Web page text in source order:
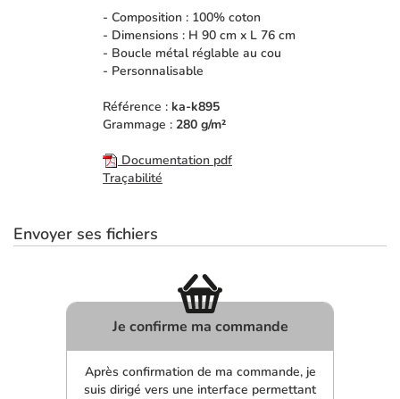
- Composition : 100% coton
- Dimensions : H 90 cm x L 76 cm
- Boucle métal réglable au cou
- Personnalisable
Référence : ka-k895
Grammage : 280 g/m²
Documentation pdf
Traçabilité
Envoyer ses fichiers
Je confirme ma commande
Après confirmation de ma commande, je
suis dirigé vers une interface permettant